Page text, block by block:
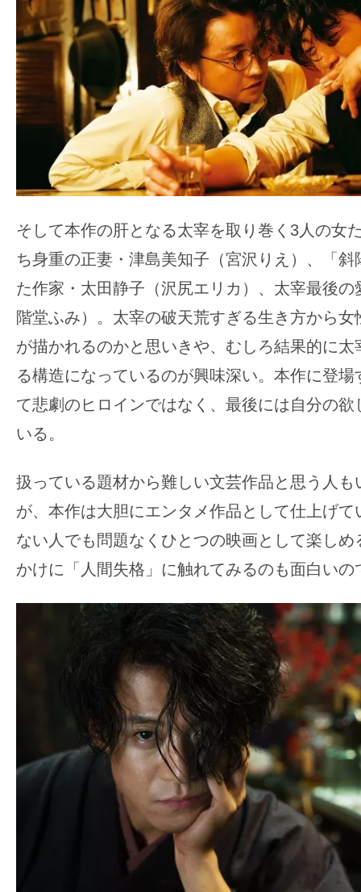
そして本作の肝となる太宰を取り巻く3人の女
ち身重の正妻・津島美知子（宮沢りえ）、「
た作家・太田静子（沢尻エリカ）、太宰最後
階堂ふみ）。太宰の破天荒すぎる生き方から
が描かれるのかと思いきや、むしろ結果的に
る構造になっているのが興味深い。本作に登
て悲劇のヒロインではなく、最後には自分の
いる。
扱っている題材から難しい文芸作品と思う人も
が、本作は大胆にエンタメ作品として仕上げ
ない人でも問題なくひとつの映画として楽し
かけに「人間失格」に触れてみるのも面白い